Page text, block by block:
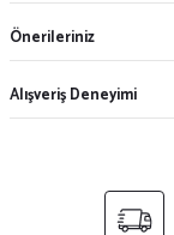
Önerileriniz
Alışveriş Deneyimi